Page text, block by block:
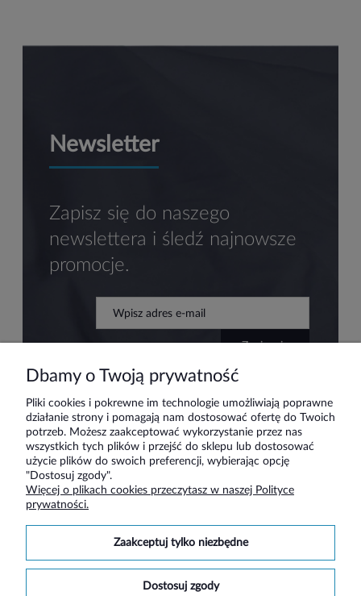
Newsletter
Zapisz się do naszego
newslettera i śledź najnowsze
promocje.
zapisz się
Pomoc
Moje konto
Dbamy o Twoją prywatność
Pliki cookies i pokrewne im technologie umożliwiają poprawne
działanie strony i pomagają nam dostosować ofertę do Twoich
potrzeb. Możesz zaakceptować wykorzystanie przez nas
wszystkich tych plików i przejść do sklepu lub dostosować
użycie plików do swoich preferencji, wybierając opcję
"Dostosuj zgody".
Więcej o plikach cookies przeczytasz w naszej Polityce
prywatności.
zaakceptuj tylko niezbędne
dostosuj zgody